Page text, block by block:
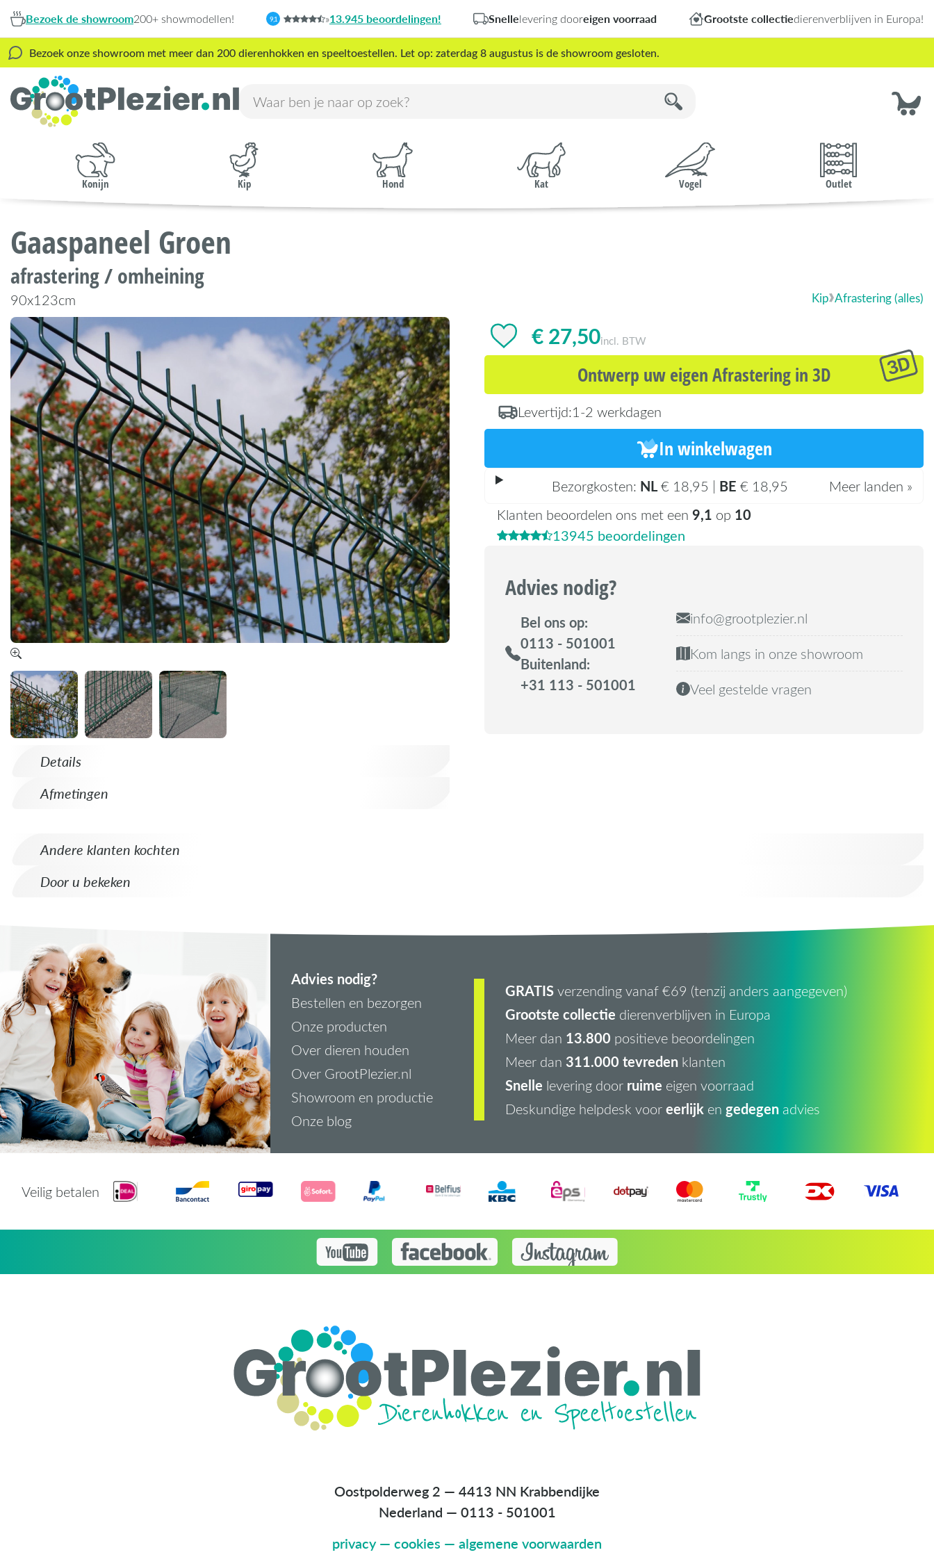
Bezoek de showroom200+ showmodellen! 9,1 »13.945 beoordelingen! Snellelevering dooreigen voorraad Grootste collectiedierenverblijven in Europa!
Bezoek onze showroom met meer dan 200 dierenhokken en speeltoestellen. Let op: zaterdag 8 augustus is de showroom gesloten.
Konijn Kip Hond Kat Vogel Outlet
Gaaspaneel Groen
afrastering / omheining
90x123cm Kip Afrastering (alles)
Details
Afmetingen
€ 27,50incl. BTW
Ontwerp uw eigen Afrastering in 3D
Levertijd:1-2 werkdagen
In winkelwagen
Bezorgkosten: NL€ 18,95 | BE € 18,95
Meer landen »
Klanten beoordelen ons met een 9,1 op 10
13945 beoordelingen
Advies nodig?
Bel ons op:
0113 - 501001
Buitenland:
+31 113 - 501001
info@grootplezier.nl
Kom langs in onze showroom
Veel gestelde vragen
Andere klanten kochten
Door u bekeken
Advies nodig?
Bestellen en bezorgen
Onze producten
Over dieren houden
Over GrootPlezier.nl
Showroom en productie
Onze blog
GRATISverzending vanaf €69 (tenzij anders aangegeven)
Grootste collectie dierenverblijven in Europa
Meer dan 13.800 positieve beoordelingen
Meer dan 311.000 tevredenklanten
Snelle levering door ruime eigen voorraad
Deskundige helpdesk vooreerlijken gedegenadvies
Veilig betalen
Oostpolderweg 2 — 4413 NN Krabbendijke
Nederland — 0113 - 501001
privacy— cookies — algemene voorwaarden